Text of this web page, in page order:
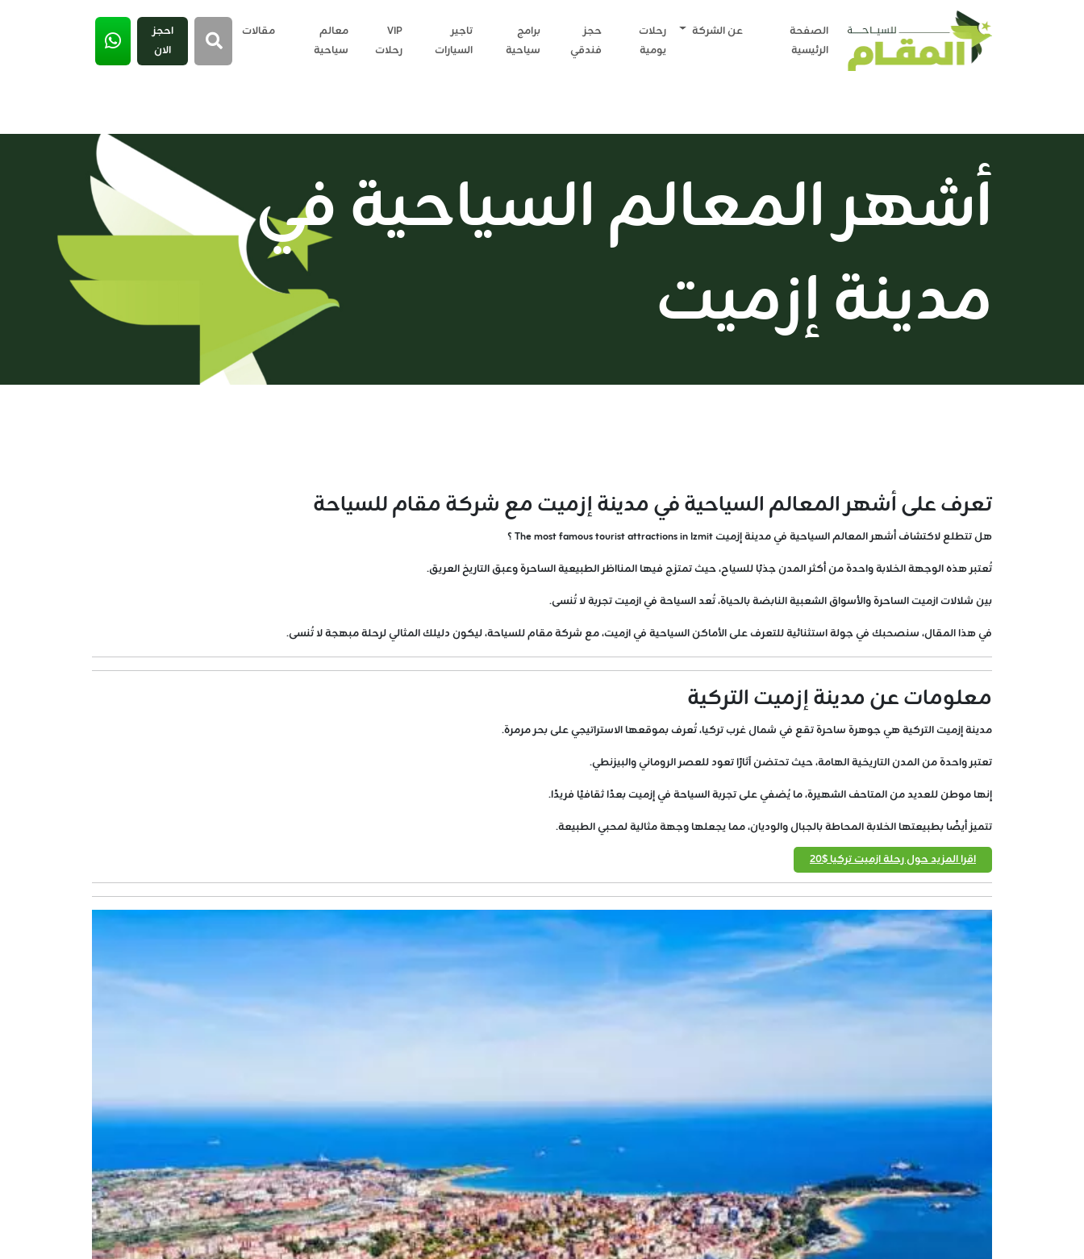
الصفحة
الرئيسية
عن الشركة
رحلات
يومية
حجز
فندقي
برامج
سياحية
تاجير
السيارات
VIP
رحلات
معالم
سياحية
مقالات
احجز
الان
أشهر المعالم السياحية في
مدينة إزميت
تعرف على أشهر المعالم السياحية في مدينة إزميت مع شركة مقام للسياحة
هل تتطلع لاكتشاف أشهر المعالم السياحية في مدينة إزميت The most famous tourist attractions in Izmit ؟
تُعتبر هذه الوجهة الخلابة واحدة من أكثر المدن جذبًا للسياح، حيث تمتزج فيها المنااظر الطبيعية الساحرة وعبق التاريخ العريق.
بين شلالات ازميت الساحرة والأسواق الشعبية النابضة بالحياة، تُعد السياحة في ازميت تجربة لا تُنسى.
في هذا المقال، سنصحبك في جولة استثنائية للتعرف على الأماكن السياحية في ازميت، مع شركة مقام للسياحة، ليكون دليلك المثالي لرحلة مبهجة لا تُنسى.
معلومات عن مدينة إزميت التركية
مدينة إزميت التركية هي جوهرة ساحرة تقع في شمال غرب تركيا، تُعرف بموقعها الاستراتيجي على بحر مرمرة.
تعتبر واحدة من المدن التاريخية الهامة، حيث تحتضن آثارًا تعود للعصر الروماني والبيزنطي.
إنها موطن للعديد من المتاحف الشهيرة، ما يُضفي على تجربة السياحة في إزميت بعدًا ثقافيًا فريدًا.
تتميز أيضًا بطبيعتها الخلابة المحاطة بالجبال والوديان، مما يجعلها وجهة مثالية لمحبي الطبيعة.
اقرا المزيد حول رحلة ازميت تركيا $20